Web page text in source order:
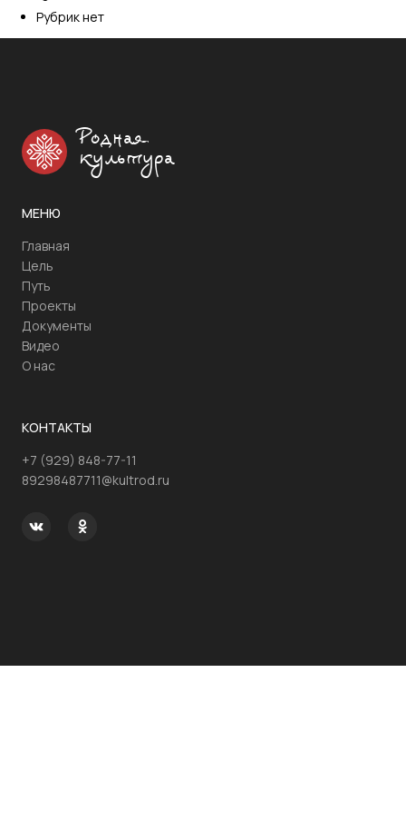
Рубрик нет
Родная
культура
МЕНЮ
Главная
Цель
Путь
Проекты
Документы
Видео
О нас
КОНТАКТЫ
+7 (929) 848-77-11
89298487711@kultrod.ru